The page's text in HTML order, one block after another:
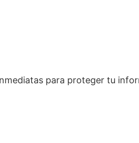
para proteger tu